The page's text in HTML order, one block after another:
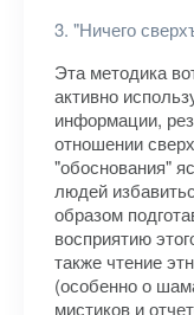
3. "Ничего
Эта методика
активно
информации,
отношении
"обоснования"
людей
образом
восприятию
также чтение
(особенно о
мистиков и